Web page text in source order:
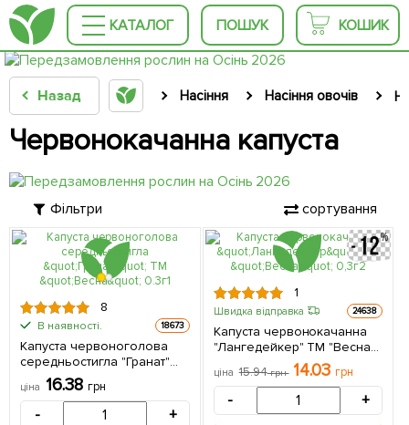
КАТАЛОГ ПОШУК КОШИК
Назад Насіння Насіння овочів
Червонокачанна капуста
Фільтри сортування
8
В наявності. 18673
Капуста червоноголова
середньостигла "Гранат"
ТМ "Весна" 0.3г
ціна 16.38 грн
- +
1
Швидка відправка 24638
Капуста червонокачанна
"Лангедейкер" ТМ "Весна"
ціна 15.94грн 14.03 грн
- +